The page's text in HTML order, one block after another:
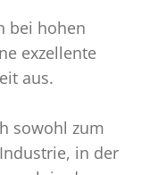
bei hohen
exzellente
aus.
sowohl zum
in der